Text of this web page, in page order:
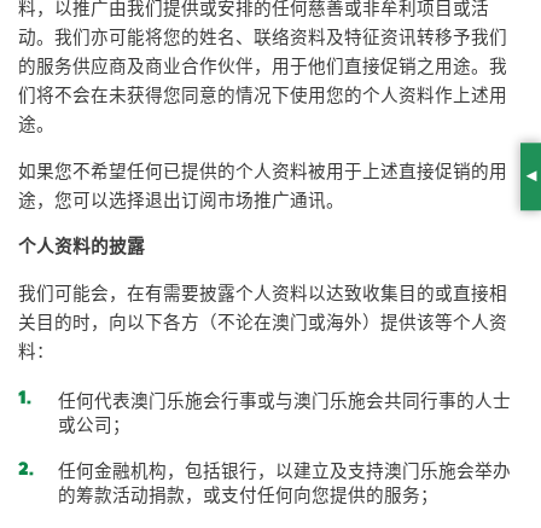
料，以推广由我们提供或安排的任何慈善或非牟利项目或活
动。我们亦可能将您的姓名、联络资料及特征资讯转移予我们
的服务供应商及商业合作伙伴，用于他们直接促销之用途。我
们将不会在未获得您同意的情况下使用您的个人资料作上述用
途。
如果您不希望任何已提供的个人资料被用于上述直接促销的用
途，您可以选择退出订阅市场推广通讯。
个人资料的披露
我们可能会，在有需要披露个人资料以达致收集目的或直接相
关目的时，向以下各方（不论在澳门或海外）提供该等个人资
料：
任何代表澳门乐施会行事或与澳门乐施会共同行事的人士
或公司；
任何金融机构，包括银行，以建立及支持澳门乐施会举办
的筹款活动捐款，或支付任何向您提供的服务；